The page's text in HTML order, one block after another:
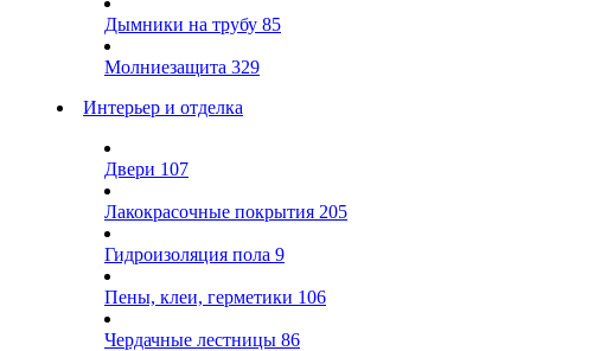
Дымники на трубу 85
Молниезащита 329
Интерьер и отделка
Двери 107
Лакокрасочные покрытия 205
Гидроизоляция пола 9
Пены, клеи, герметики 106
Чердачные лестницы 86